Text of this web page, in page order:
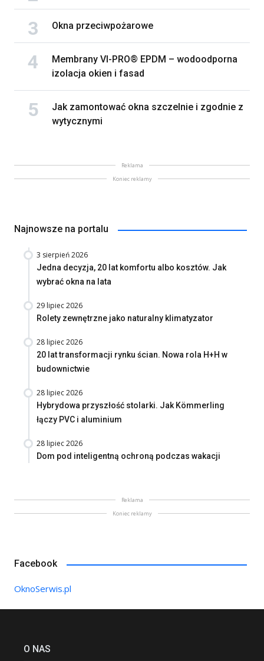
Okna przeciwpożarowe
Membrany VI-PRO® EPDM – wodoodporna
izolacja okien i fasad
Jak zamontować okna szczelnie i zgodnie z
wytycznymi
Reklama
Koniec reklamy
Najnowsze na portalu
3 sierpień 2026
Jedna decyzja, 20 lat komfortu albo kosztów. Jak
wybrać okna na lata
29 lipiec 2026
Rolety zewnętrzne jako naturalny klimatyzator
28 lipiec 2026
20 lat transformacji rynku ścian. Nowa rola H+H w
budownictwie
28 lipiec 2026
Hybrydowa przyszłość stolarki. Jak Kömmerling
łączy PVC i aluminium
28 lipiec 2026
Dom pod inteligentną ochroną podczas wakacji
Reklama
Koniec reklamy
Facebook
OknoSerwis.pl
O NAS